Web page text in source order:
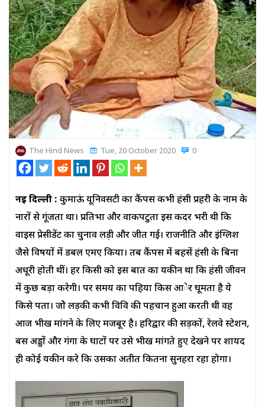
The Hind News Tue, 20 October 2020 0
नई दिल्ली : कुमाऊं यूनिवर्सिटी का कैंपस कभी हंसी प्रहरी के नाम के
नारों से गूंजता था। प्रतिभा और वाकपटुता इस कदर भरी थी कि
वाइस प्रेसीडेंट का चुनाव लड़ी और जीत गई। राजनीति और इंग्लिश
जैसे विषयों में डबल एमए किया। तब कैंपस में बहसें हंसी के बिना
अधूरी होती थीं। हर किसी को इस बात का यकीन था कि हंसी जीवन
में कुछ बड़ा करेगी। पर समय का पहिया किस आेर घूमता है ये
किसे पता। जोे लड़की कभी विवि की पहचान हुआ करती थी वह
आज भीख मांगने के लिए मजबूर है। हरिद्वार की सड़कों, रेलवे स्टेशन,
बस अड्डों और गंगा के घाटों पर उसे भीख मांगते हुए देखने पर शायद
ही कोई यकीन करे कि उसका अतीत कितना सुनहरा रहा होगा।